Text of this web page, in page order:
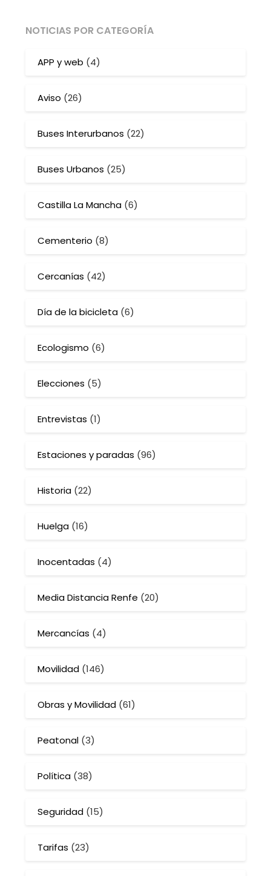
NOTICIAS POR CATEGORÍA
APP y web (4)
Aviso (26)
Buses Interurbanos (22)
Buses Urbanos (25)
Castilla La Mancha (6)
Cementerio (8)
Cercanías (42)
Día de la bicicleta (6)
Ecologismo (6)
Elecciones (5)
Entrevistas (1)
Estaciones y paradas (96)
Historia (22)
Huelga (16)
Inocentadas (4)
Media Distancia Renfe (20)
Mercancías (4)
Movilidad (146)
Obras y Movilidad (61)
Peatonal (3)
Política (38)
Seguridad (15)
Tarifas (23)